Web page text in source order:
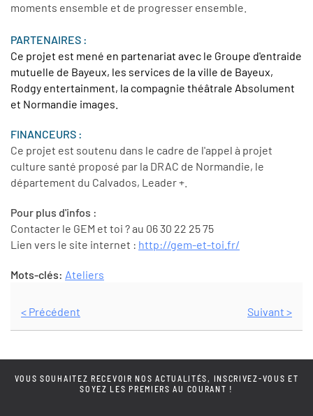
moments ensemble et de progresser ensemble.
PARTENAIRES :
Ce projet est mené en partenariat avec le Groupe d'entraide
mutuelle de Bayeux, les services de la ville de Bayeux,
Rodgy entertainment, la compagnie théâtrale Absolument
et Normandie images.
FINANCEURS :
Ce projet est soutenu dans le cadre de l'appel à projet
culture santé proposé par la DRAC de Normandie, le
département du Calvados, Leader +.
Pour plus d'infos :
Contacter le GEM et toi ? au 06 30 22 25 75
Lien vers le site internet : http://gem-et-toi.fr/
Mots-clés: Ateliers
< Précédent Suivant >
VOUS SOUHAITEZ RECEVOIR NOS ACTUALITÉS, INSCRIVEZ-VOUS ET
SOYEZ LES PREMIERS AU COURANT !